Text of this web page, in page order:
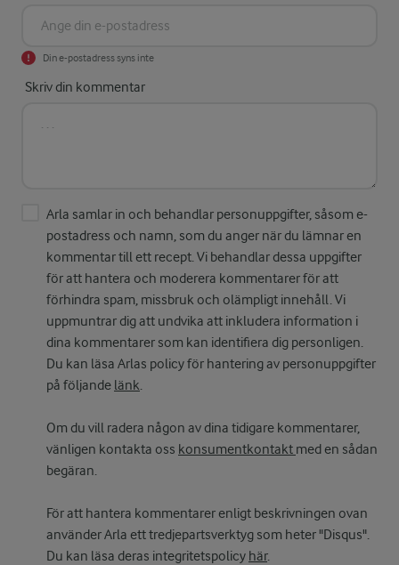
Din e-postadress syns inte
Skriv din kommentar
Arla samlar in och behandlar personuppgifter, såsom e-
postadress och namn, som du anger när du lämnar en
kommentar till ett recept. Vi behandlar dessa uppgifter
för att hantera och moderera kommentarer för att
förhindra spam, missbruk och olämpligt innehåll. Vi
uppmuntrar dig att undvika att inkludera information i
dina kommentarer som kan identifiera dig personligen.
Du kan läsa Arlas policy för hantering av personuppgifter
på följande länk.
Om du vill radera någon av dina tidigare kommentarer,
vänligen kontakta oss konsumentkontakt med en sådan
begäran.
För att hantera kommentarer enligt beskrivningen ovan
använder Arla ett tredjepartsverktyg som heter "Disqus".
Du kan läsa deras integritetspolicy här.